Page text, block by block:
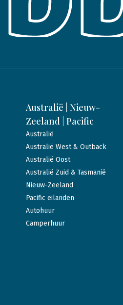
Australië | Nieuw-
Zeeland | Pacific
Australië
Australië West & Outback
Australië Oost
Australië Zuid & Tasmanië
Nieuw-Zeeland
Pacific eilanden
Autohuur
Camperhuur